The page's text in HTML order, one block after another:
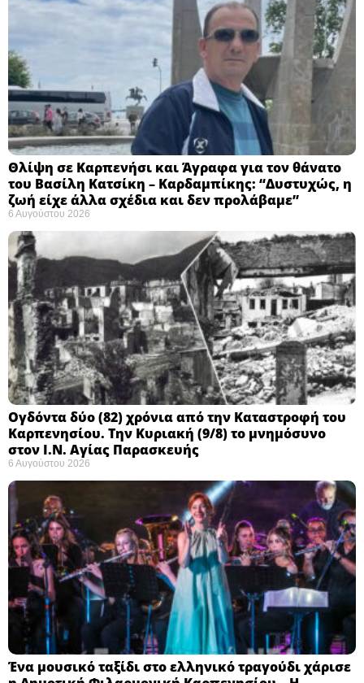
Θλίψη σε Καρπενήσι και Άγραφα για τον θάνατο
του Βασίλη Κατσίκη – Καρδαμπίκης: “Δυστυχώς, η
ζωή είχε άλλα σχέδια και δεν προλάβαμε”
6 Αυγούστου 2026
Ογδόντα δύο (82) χρόνια από την Καταστροφή του
Καρπενησίου. Την Κυριακή (9/8) το μνημόσυνο
στον Ι.Ν. Αγίας Παρασκευής
6 Αυγούστου 2026
Ένα μουσικό ταξίδι στο ελληνικό τραγούδι χάρισε